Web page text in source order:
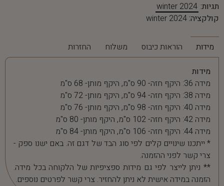
תגיות: winter 2024
קולקציה: winter 2024
מידות הוראות כיבוס משלוח החזרות
מידות
מידה 36: היקף חזה- 90 ס"מ, היקף מותן- 68 ס"מ
מידה 38: היקף חזה- 94 ס"מ, היקף מותן- 72 ס"מ
מידה 40: היקף חזה- 98 ס"מ, היקף מותן- 76 ס"מ
מידה 42: היקף חזה- 102 ס"מ, היקף מותן- 80 ס"מ
מידה 44: היקף חזה- 106 ס"מ, היקף מותן- 84 ס"מ
* ייתכנו שינויים קלים לפי סוג הבד של דגם זה. באם ישנו ספק -
צרי קשר לפני ההזמנה.
** ניתן לייצר לפי גם מידות ספציפיות של הלקוחה בכל מידה.
הזמנה במידה אישית לא ניתן להחזיר. צרי קשר לפרטים נוספים.